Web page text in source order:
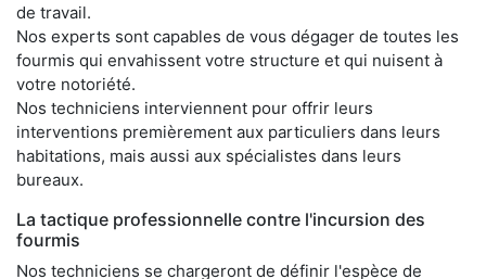
de travail.
Nos experts sont capables de vous dégager de toutes les
fourmis qui envahissent votre structure et qui nuisent à
votre notoriété.
Nos techniciens interviennent pour offrir leurs
interventions premièrement aux particuliers dans leurs
habitations, mais aussi aux spécialistes dans leurs
bureaux.
La tactique professionnelle contre l'incursion des
fourmis
Nos techniciens se chargeront de définir l'espèce de